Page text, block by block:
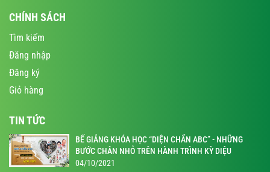
CHÍNH SÁCH
Tìm kiếm
Đăng nhập
Đăng ký
Giỏ hàng
TIN TỨC
BẾ GIẢNG KHÓA HỌC “DIỆN CHẨN ABC” - NHỮNG
BƯỚC CHÂN NHỎ TRÊN HÀNH TRÌNH KỲ DIỆU
04/10/2021